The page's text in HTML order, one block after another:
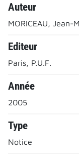
Auteur
MORICEAU, Jean-
Editeur
Paris, P.U.F.
Année
2005
Type
Notice